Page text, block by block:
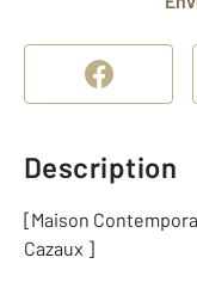
Description
[Maison
Cazaux ]